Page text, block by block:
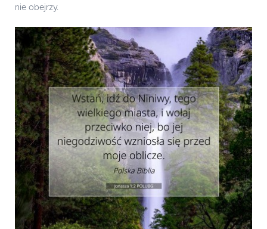
nie obejrzy.